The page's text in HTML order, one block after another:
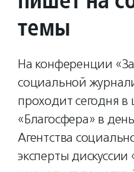
темы
На конференции
социальной
проходит сегодня в
«Благосфера» в
Агентства
эксперты